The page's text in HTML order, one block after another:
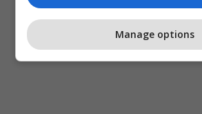
Manage options